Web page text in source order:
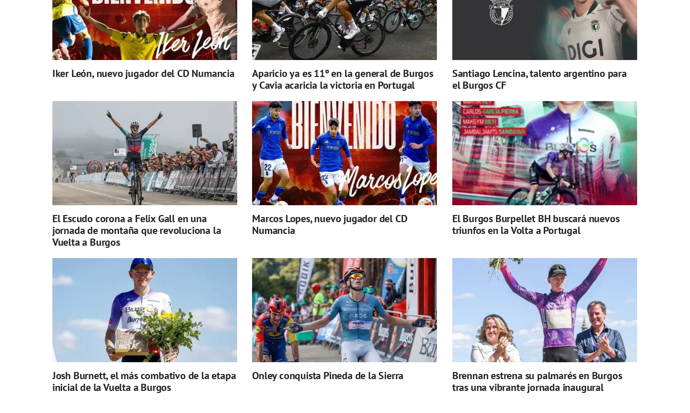
Iker León, nuevo jugador del CD Numancia
Aparicio ya es 11º en la general de Burgos
y Cavia acaricia la victoria en Portugal
Santiago Lencina, talento argentino para
el Burgos CF
El Escudo corona a Felix Gall en una
jornada de montaña que revoluciona la
Vuelta a Burgos
Marcos Lopes, nuevo jugador del CD
Numancia
El Burgos Burpellet BH buscará nuevos
triunfos en la Volta a Portugal
Josh Burnett, el más combativo de la etapa
inicial de la Vuelta a Burgos
Onley conquista Pineda de la Sierra
Brennan estrena su palmarés en Burgos
tras una vibrante jornada inaugural